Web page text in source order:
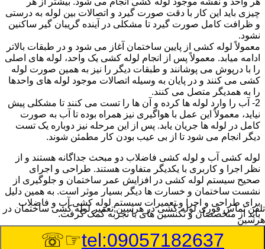
چیزی باید این کار با دقت صورت گیرد و اتصالات بین لوله به درستی
و ظرافت کامل صورت گیرد تا مشکلی در آینده گریبان گیر ساکنین
نشود.
معمولاً لوله کشی از پایین ساختمان آغاز می شود و در طبقات بالاتر
ادامه میابد. معمولاً پس از انجام لوله کشی یک واحد، لوله های اصلی
را با درپوش می پوشانند و طبقات دیگر را نیز به همین صورت لوله
کشی می کنند و در پایان به وسیله اتصالات موجود لوله های واحدها
را به همدیگر متصل می کنند.
2- آب را وارد لوله ها کرده و آن ها را تست می کنند تا مشکلی پیش
نیاید، معمولاً این عمل با هواگیری نیز همراه بوده تا آب به صورت
کامل در لوله ها جریان یابد. پس از این مرحله نیز دوباره یک تست
دیگر انجام می شود تا از بی عیب بودن کار مطمئن شوند.
لوله کشی آب و لوله کشی فاضلاب دو مبحث جداگانه هستند و از
نظر اجرا و کاربری با یکدیگر متفاوت هستند. طراحی و اجرای
صحیح سیستم لوله کشی در افزایش عمر ساختمان و جلوگیری از
نشست ساختمان و خسارت ها دیگر بسیار موثر است. به همین دلیل
برای طراحی و اجرا و تعمیرات سیستم لوله کشی آب و فاضلاب
باید از متخصصان و تکنسین های با تجربه کمک گرفت.
:Published Date
تلفن تماس فوریلوله کشی در هرسین,تعمیر لوله کشی ساختمان در
هرسین
tel:09057182637
☞☏